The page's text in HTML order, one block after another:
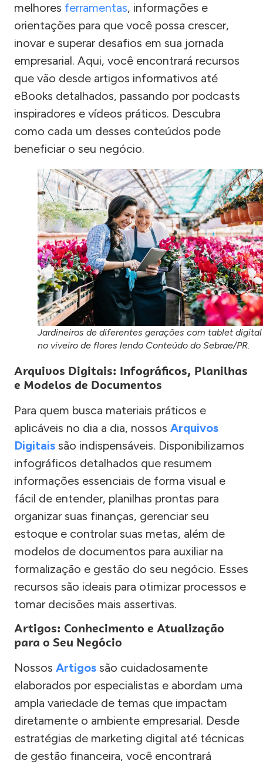
melhores ferramentas, informações e
orientações para que você possa crescer,
inovar e superar desafios em sua jornada
empresarial. Aqui, você encontrará recursos
que vão desde artigos informativos até
eBooks detalhados, passando por podcasts
inspiradores e vídeos práticos. Descubra
como cada um desses conteúdos pode
beneficiar o seu negócio.
Jardineiros de diferentes gerações com tablet digital
no viveiro de flores lendo Conteúdo do Sebrae/PR.
Arquivos Digitais: Infográficos, Planilhas
e Modelos de Documentos
Para quem busca materiais práticos e
aplicáveis no dia a dia, nossos Arquivos
Digitais são indispensáveis. Disponibilizamos
infográficos detalhados que resumem
informações essenciais de forma visual e
fácil de entender, planilhas prontas para
organizar suas finanças, gerenciar seu
estoque e controlar suas metas, além de
modelos de documentos para auxiliar na
formalização e gestão do seu negócio. Esses
recursos são ideais para otimizar processos e
tomar decisões mais assertivas.
Artigos: Conhecimento e Atualização
para o Seu Negócio
Nossos Artigos são cuidadosamente
elaborados por especialistas e abordam uma
ampla variedade de temas que impactam
diretamente o ambiente empresarial. Desde
estratégias de marketing digital até técnicas
de gestão financeira, você encontrará